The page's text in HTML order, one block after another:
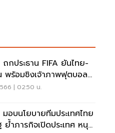
กประธาน FIFA ยันไทย-
พร้อมชิงเจ้าภาพฟุตบอล
| 02:50 น.
อบนโยบายทีมประเทศไทย
ย้ำภารกิจเปิดประเทศ หนุน